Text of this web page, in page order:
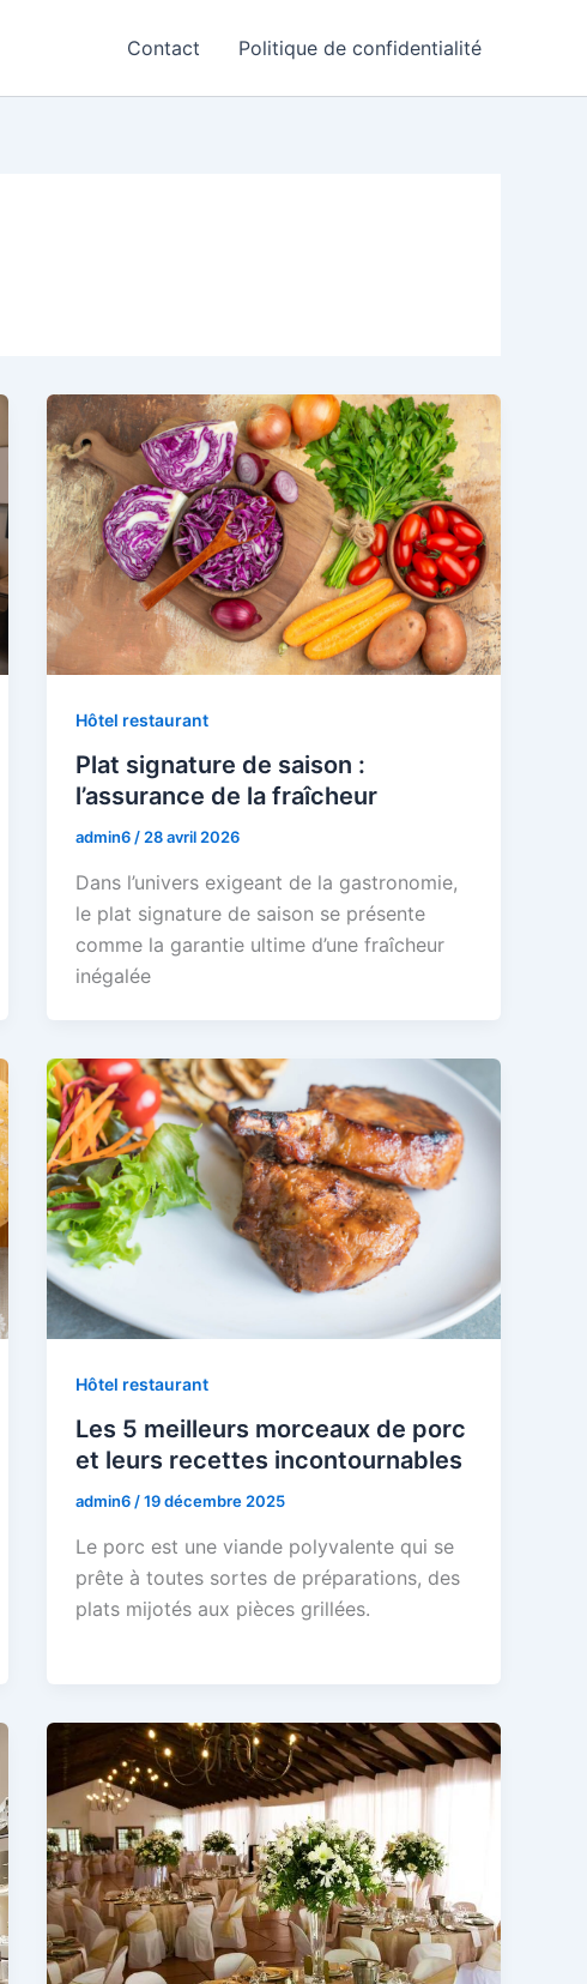
Contact Politique de confidentialité
Hôtel restaurant
Plat signature de saison :
l’assurance de la fraîcheur
admin6/28 avril 2026
Dans l’univers exigeant de la gastronomie,
le plat signature de saison se présente
comme la garantie ultime d’une fraîcheur
inégalée
Hôtel restaurant
Les 5 meilleurs morceaux de porc
et leurs recettes incontournables
admin6/19 décembre 2025
Le porc est une viande polyvalente qui se
prête à toutes sortes de préparations, des
plats mijotés aux pièces grillées.